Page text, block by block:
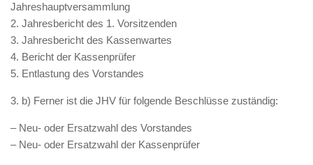
Jahreshauptversammlung
2. Jahresbericht des 1. Vorsitzenden
3. Jahresbericht des Kassenwartes
4. Bericht der Kassenprüfer
5. Entlastung des Vorstandes
3. b) Ferner ist die JHV für folgende Beschlüsse zuständig:
– Neu- oder Ersatzwahl des Vorstandes
– Neu- oder Ersatzwahl der Kassenprüfer